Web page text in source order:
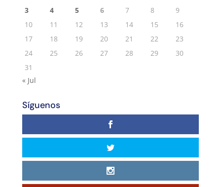
3
4 5 6 7 8
9
10
11 12 13 14 15
16
17
18 19 20 21 22
23
24
25 26 27 28 29
30
31
« Jul
Síguenos